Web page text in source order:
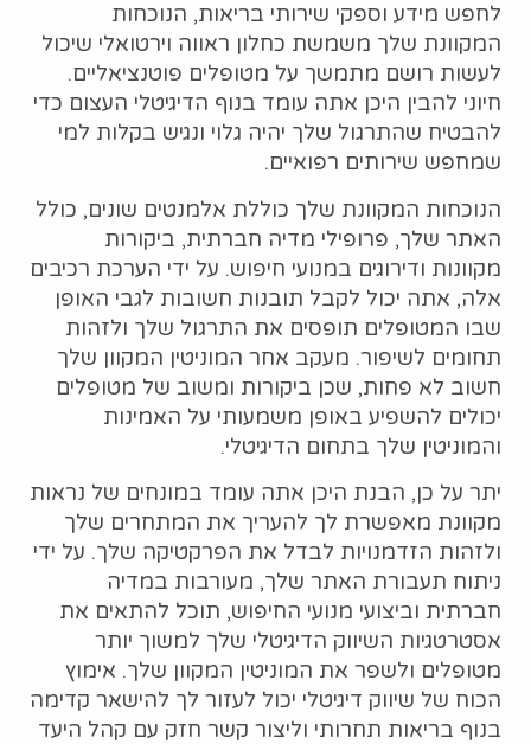
לחפש מידע וספקי שירותי בריאות, הנוכחות
המקוונת שלך משמשת כחלון ראווה וירטואלי שיכול
לעשות רושם מתמשך על מטופלים פוטנציאליים.
חיוני להבין היכן אתה עומד בנוף הדיגיטלי העצום כדי
להבטיח שהתרגול שלך יהיה גלוי ונגיש בקלות למי
שמחפש שירותים רפואיים.
הנוכחות המקוונת שלך כוללת אלמנטים שונים, כולל
האתר שלך, פרופילי מדיה חברתית, ביקורות
מקוונות ודירוגים במנועי חיפוש. על ידי הערכת רכיבים
אלה, אתה יכול לקבל תובנות חשובות לגבי האופן
שבו המטופלים תופסים את התרגול שלך ולזהות
תחומים לשיפור. מעקב אחר המוניטין המקוון שלך
חשוב לא פחות, שכן ביקורות ומשוב של מטופלים
יכולים להשפיע באופן משמעותי על האמינות
והמוניטין שלך בתחום הדיגיטלי.
יתר על כן, הבנת היכן אתה עומד במונחים של נראות
מקוונת מאפשרת לך להעריך את המתחרים שלך
ולזהות הזדמנויות לבדל את הפרקטיקה שלך. על ידי
ניתוח תעבורת האתר שלך, מעורבות במדיה
חברתית וביצועי מנועי החיפוש, תוכל להתאים את
אסטרטגיות השיווק הדיגיטלי שלך למשוך יותר
מטופלים ולשפר את המוניטין המקוון שלך. אימוץ
הכוח של שיווק דיגיטלי יכול לעזור לך להישאר קדימה
בנוף בריאות תחרותי וליצור קשר חזק עם קהל היעד